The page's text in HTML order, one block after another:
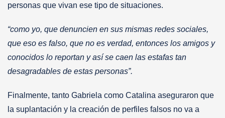
personas que vivan ese tipo de situaciones.
“como yo, que denuncien en sus mismas redes sociales,
que eso es falso, que no es verdad, entonces los amigos y
conocidos lo reportan y así se caen las estafas tan
desagradables de estas personas”.
Finalmente, tanto Gabriela como Catalina aseguraron que
la suplantación y la creación de perfiles falsos no va a